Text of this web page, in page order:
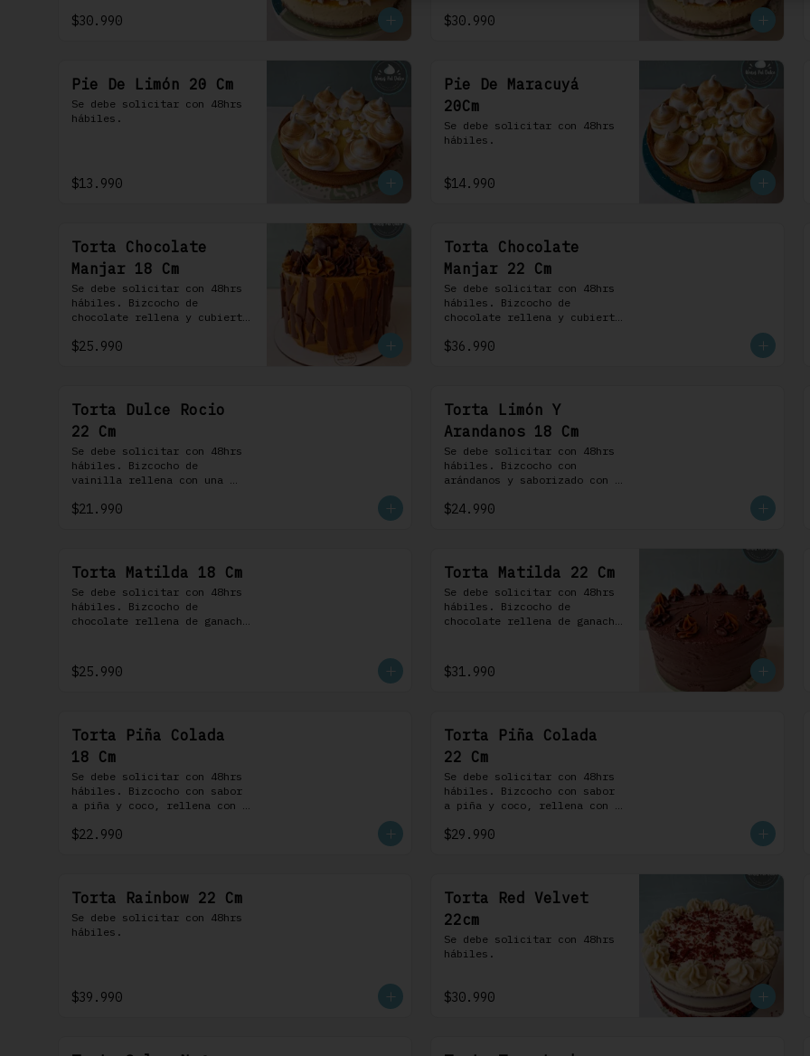
$30.990 $30.990
Pie De Limón 20 Cm
Se debe solicitar con 48hrs
hábiles.
$13.990
Pie De Maracuyá
20Cm
Se debe solicitar con 48hrs
hábiles.
$14.990
Torta Chocolate
Manjar 18 Cm
Se debe solicitar con 48hrs
hábiles. Bizcocho de
chocolate rellena y cubierta
6 profiteroles.
$25.990
Torta Chocolate
Manjar 22 Cm
Se debe solicitar con 48hrs
hábiles. Bizcocho de
chocolate rellena y cubierta
8 profiteroles.
$36.990
Torta Dulce Rocio
22 Cm
Se debe solicitar con 48hrs
hábiles. Bizcocho de
vainilla rellena con una
saborizada con dulce de
$21.990
Torta Limón Y
Arandanos 18 Cm
Se debe solicitar con 48hrs
hábiles. Bizcocho con
arándanos y saborizado con
mermelada de frutos rojos y
$24.990
Torta Matilda 18 Cm
Se debe solicitar con 48hrs
hábiles. Bizcocho de
chocolate rellena de ganache
chocolate. 100% chocolate.
$25.990
Torta Matilda 22 Cm
Se debe solicitar con 48hrs
hábiles. Bizcocho de
chocolate rellena de ganache
chocolate. 100% chocolate.
$31.990
Torta Piña Colada
18 Cm
Se debe solicitar con 48hrs
hábiles. Bizcocho con sabor
a piña y coco, rellena con
y coco, cubierta con
$22.990
Torta Piña Colada
22 Cm
Se debe solicitar con 48hrs
hábiles. Bizcocho con sabor
a piña y coco, rellena con
y coco, cubierta con
$29.990
Torta Rainbow 22 Cm
Se debe solicitar con 48hrs
hábiles.
$39.990
Torta Red Velvet
22cm
Se debe solicitar con 48hrs
hábiles.
$30.990